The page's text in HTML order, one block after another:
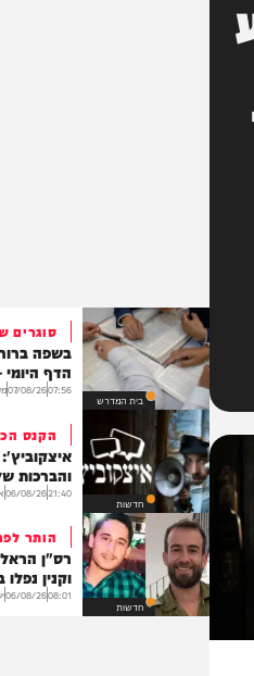
בית המדרש
סוגרים
בשפה
הדף היומי –
07/08/26
חדשות
הקנס
איצקוביץ':
והברכות של
21:40
06/08/26
הותר
רס"ן הראל